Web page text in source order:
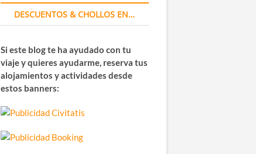
DESCUENTOS & CHOLLOS EN…
Si este blog te ha ayudado con tu
viaje y quieres ayudarme, reserva tus
alojamientos y actividades desde
estos banners: